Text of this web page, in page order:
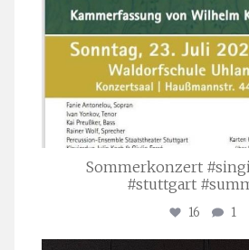
Sommerkonzert
#stuttgart
16 1